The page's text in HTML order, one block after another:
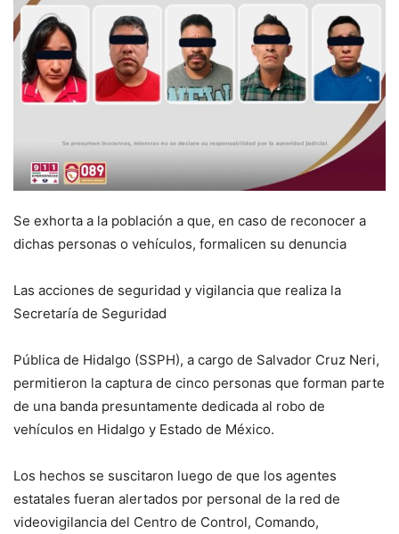
Se exhorta a la población a que, en caso de reconocer a
dichas personas o vehículos, formalicen su denuncia
Las acciones de seguridad y vigilancia que realiza la
Secretaría de Seguridad
Pública de Hidalgo (SSPH), a cargo de Salvador Cruz Neri,
permitieron la captura de cinco personas que forman parte
de una banda presuntamente dedicada al robo de
vehículos en Hidalgo y Estado de México.
Los hechos se suscitaron luego de que los agentes
estatales fueran alertados por personal de la red de
videovigilancia del Centro de Control, Comando,